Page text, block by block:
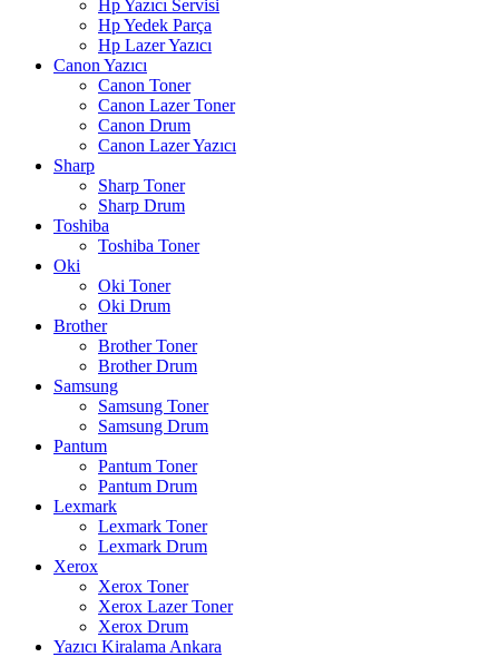
Hp Yazıcı Servisi
Hp Yedek Parça
Hp Lazer Yazıcı
Canon Yazıcı
Canon Toner
Canon Lazer Toner
Canon Drum
Canon Lazer Yazıcı
Sharp
Sharp Toner
Sharp Drum
Toshiba
Toshiba Toner
Oki
Oki Toner
Oki Drum
Brother
Brother Toner
Brother Drum
Samsung
Samsung Toner
Samsung Drum
Pantum
Pantum Toner
Pantum Drum
Lexmark
Lexmark Toner
Lexmark Drum
Xerox
Xerox Toner
Xerox Lazer Toner
Xerox Drum
Yazıcı Kiralama Ankara